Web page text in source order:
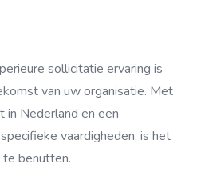
sollicitatie ervaring is
van uw organisatie. Met
in Nederland en een
vaardigheden, is het
te benutten.